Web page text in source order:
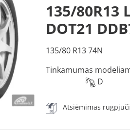
135/80R13
DOT21
135/80 R13 74N
Tinkamumas
D
Atsiėmimas